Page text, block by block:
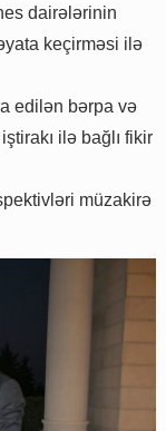
dairələrinin
keçirməsi ilə
edilən bərpa və
ilə bağlı fikir
müzakirə